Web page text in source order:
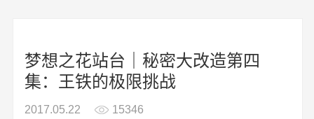
梦想之花站台｜秘密大改造第四
集：王铁的极限挑战
2017.05.22 15346